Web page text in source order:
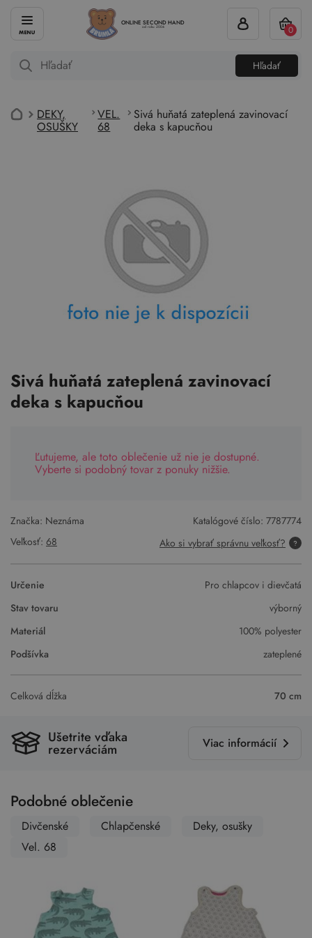
ONLINE SECOND HAND
od roku 2004
Hľadať
0
DEKY,
OSUŠKY
VEL.
68
Sivá huňatá zateplená zavinovací
deka s kapucňou
Sivá huňatá zateplená zavinovací
deka s kapucňou
Ľutujeme, ale toto oblečenie už nie je dostupné.
Vyberte si podobný tovar z ponuky nižšie.
Značka: Neznáma Katalógové číslo: 7787774
Veľkosť: 68 Ako si vybrať správnu veľkosť?
Určenie
Pro chlapcov i dievčatá
Stav tovaru
výborný
Materiál
100% polyester
Podšívka
zateplené
Celková dĺžka 70 cm
Ušetrite vďaka
rezerváciám Viac informácií
Podobné oblečenie
Divčenské Chlapčenské
Deky, osušky
Vel. 68